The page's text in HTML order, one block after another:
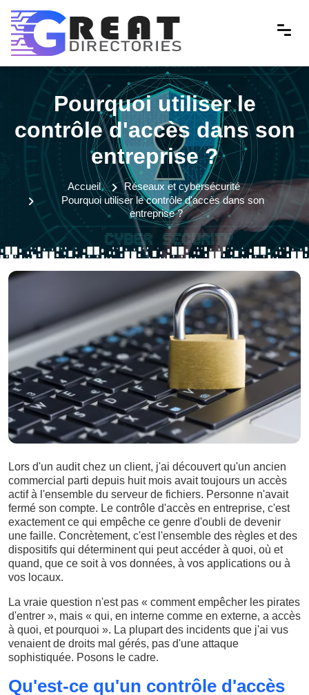
Pourquoi utiliser le
contrôle d'accès dans son
entreprise ?
Accueil
Réseaux et cybersécurité
Pourquoi utiliser le contrôle d'accès dans son
entreprise ?
Lors d'un audit chez un client, j'ai découvert qu'un ancien
commercial parti depuis huit mois avait toujours un accès
actif à l'ensemble du serveur de fichiers. Personne n'avait
fermé son compte. Le contrôle d'accès en entreprise, c'est
exactement ce qui empêche ce genre d'oubli de devenir
une faille. Concrètement, c'est l'ensemble des règles et des
dispositifs qui déterminent qui peut accéder à quoi, où et
quand, que ce soit à vos données, à vos applications ou à
vos locaux.
La vraie question n'est pas « comment empêcher les pirates
d'entrer », mais « qui, en interne comme en externe, a accès
à quoi, et pourquoi ». La plupart des incidents que j'ai vus
venaient de droits mal gérés, pas d'une attaque
sophistiquée. Posons le cadre.
Qu'est-ce qu'un contrôle d'accès